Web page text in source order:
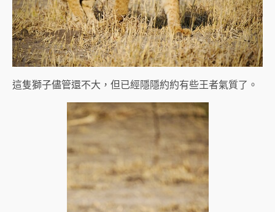
這隻獅子儘管還不大，但已經隱隱約約有些王者氣質了。